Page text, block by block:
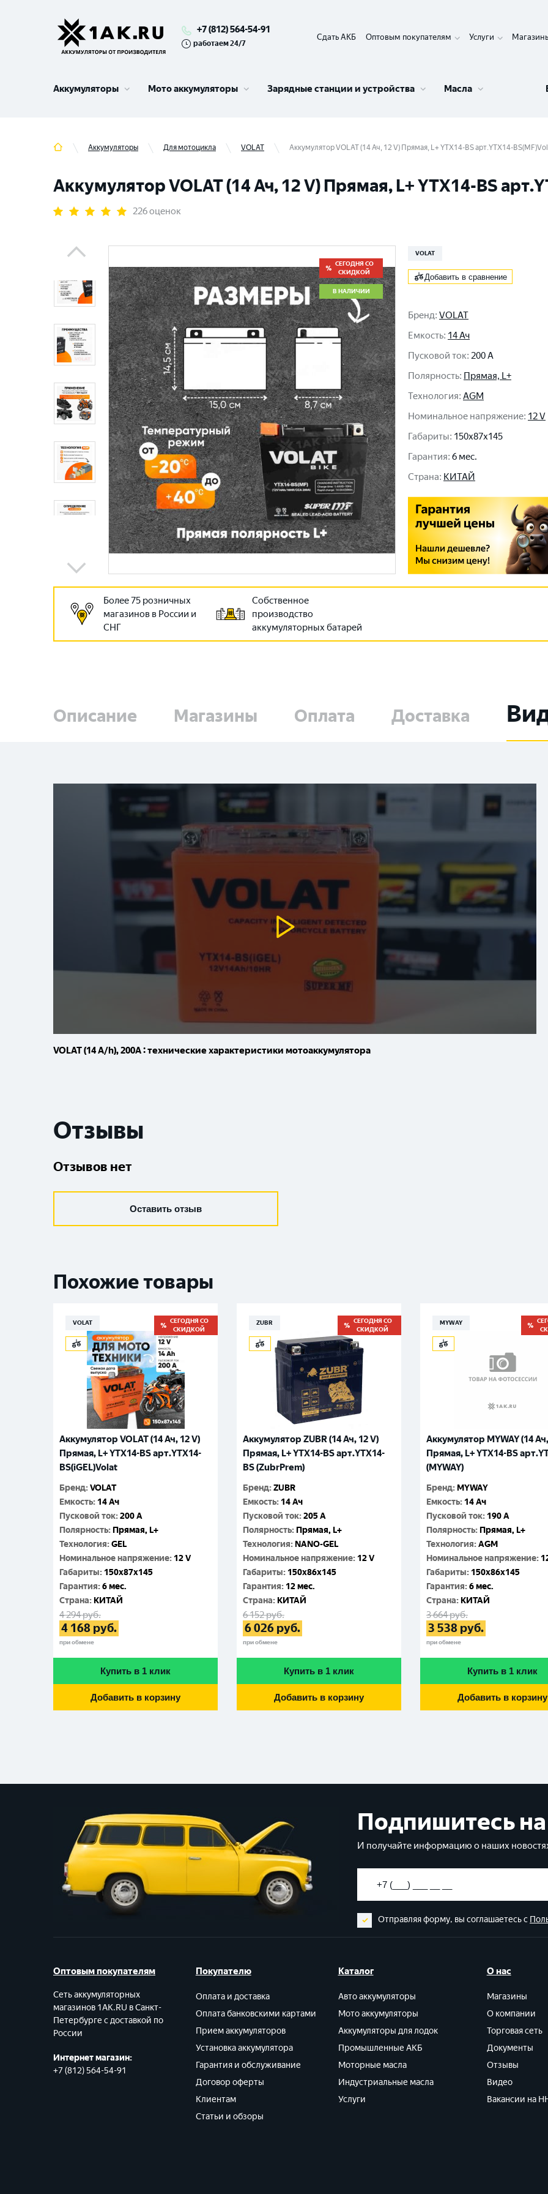
+7 (812) 564-54-91
работаем 24/7
Сдать АКБ Оптовым покупателям Услуги
Аккумуляторы Мото аккумуляторы Зарядные станции и устройства Масла
Аккумуляторы Для мотоцикла VOLAT Аккумулятор VOLAT (14 Ач, 12 V) Прямая, L+ YTX14-BS арт.YTX14-
Аккумулятор VOLAT (14 Ач, 12 V) Прямая, L+ YTX14-BS
226 оценок
СЕГОДНЯ СО
СКИДКОЙ
В НАЛИЧИИ
VOLAT
Добавить в сравнение
Бренд: VOLAT
Емкость: 14 Ач
Пусковой ток: 200 A
Полярность: Прямая, L+
Технология: AGM
Номинальное напряжение: 12 V
Габариты: 150x87x145
Гарантия: 6 мес.
Cтрана: КИТАЙ
Более 75 розничных
магазинов в России и
СНГ
Собственное
производство
аккумуляторных батарей
Описание Магазины Оплата Доставка
VOLAT (14 A/h), 200A : технические характеристики мотоаккумулятора
Отзывы
Отзывов нет
Оставить отзыв
Похожие товары
VOLAT
СЕГОДНЯ СО
СКИДКОЙ
Аккумулятор VOLAT (14 Ач, 12 V)
Прямая, L+ YTX14-BS арт.YTX14-
BS(iGEL)Volat
Бренд:VOLAT
Емкость: 14 Ач
Пусковой ток:200 A
Полярность: Прямая, L+
Технология:GEL
Номинальное напряжение: 12 V
Габариты: 150x87x145
Гарантия:6 мес.
Cтрана: КИТАЙ
4 294руб.
4 168 руб.
при обмене
Купить в 1 клик
Добавить в корзину
ZUBR
СЕГОДНЯ СО
СКИДКОЙ
Аккумулятор ZUBR (14 Ач, 12 V)
Прямая, L+ YTX14-BS арт.YTX14-
BS (ZubrPrem)
Бренд:ZUBR
Емкость: 14 Ач
Пусковой ток:205 A
Полярность: Прямая, L+
Технология: NANO-GEL
Номинальное напряжение: 12 V
Габариты: 150x86x145
Гарантия: 12 мес.
Cтрана: КИТАЙ
6 152руб.
6 026 руб.
при обмене
Купить в 1 клик
Добавить в корзину
MYWAY
Аккумулятор MYWAY (14
Прямая, L+ YTX14-BS
(MYWAY)
Бренд: MYWAY
Емкость: 14 Ач
Пусковой ток: 190 A
Полярность: Прямая, L+
Технология:AGM
Номинальное напряжение:
Габариты: 150x86x145
Гарантия:6 мес.
Cтрана: КИТАЙ
3 664руб.
3 538 руб.
при обмене
Купить в 1 клик
Добавить в корзину
Подпишитесь
И получайте информацию о наших
Отправляя форму, вы соглашаетесь с
Оптовым покупателям
Сеть аккумуляторных
магазинов 1AK.RU в Санкт-
Петербурге с доставкой по
России
Интернет магазин:
+7 (812) 564-54-91
Покупателю
Оплата и доставка
Оплата банковскими картами
Прием аккумуляторов
Установка аккумулятора
Гарантия и обслуживание
Договор оферты
Клиентам
Статьи и обзоры
Каталог
Авто аккумуляторы
Мото аккумуляторы
Аккумуляторы для лодок
Промышленные АКБ
Моторные масла
Индустриальные масла
Услуги
О нас
Магазины
О компании
Торговая сеть
Документы
Отзывы
Видео
Вакансии на